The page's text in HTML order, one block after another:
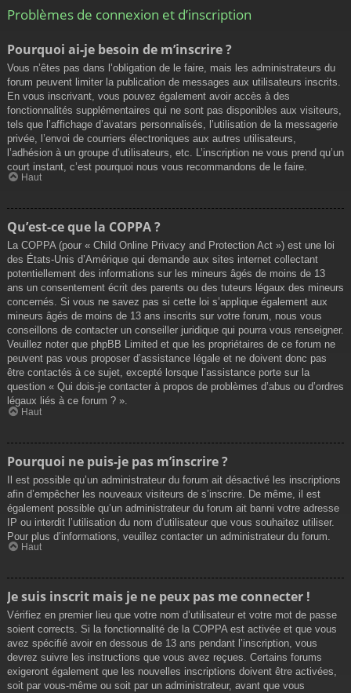
Problèmes de connexion et d’inscription
Pourquoi ai-je besoin de m’inscrire ?
Vous n’êtes pas dans l’obligation de le faire, mais les administrateurs du
forum peuvent limiter la publication de messages aux utilisateurs inscrits.
En vous inscrivant, vous pouvez également avoir accès à des
fonctionnalités supplémentaires qui ne sont pas disponibles aux visiteurs,
tels que l’affichage d’avatars personnalisés, l’utilisation de la messagerie
privée, l’envoi de courriers électroniques aux autres utilisateurs,
l’adhésion à un groupe d’utilisateurs, etc. L’inscription ne vous prend qu’un
court instant, c’est pourquoi nous vous recommandons de le faire.
Haut
Qu’est-ce que la COPPA ?
La COPPA (pour « Child Online Privacy and Protection Act ») est une loi
des États-Unis d’Amérique qui demande aux sites internet collectant
potentiellement des informations sur les mineurs âgés de moins de 13
ans un consentement écrit des parents ou des tuteurs légaux des mineurs
concernés. Si vous ne savez pas si cette loi s’applique également aux
mineurs âgés de moins de 13 ans inscrits sur votre forum, nous vous
conseillons de contacter un conseiller juridique qui pourra vous renseigner.
Veuillez noter que phpBB Limited et que les propriétaires de ce forum ne
peuvent pas vous proposer d’assistance légale et ne doivent donc pas
être contactés à ce sujet, excepté lorsque l’assistance porte sur la
question « Qui dois-je contacter à propos de problèmes d’abus ou d’ordres
légaux liés à ce forum ? ».
Haut
Pourquoi ne puis-je pas m’inscrire ?
Il est possible qu’un administrateur du forum ait désactivé les inscriptions
afin d’empêcher les nouveaux visiteurs de s’inscrire. De même, il est
également possible qu’un administrateur du forum ait banni votre adresse
IP ou interdit l’utilisation du nom d’utilisateur que vous souhaitez utiliser.
Pour plus d’informations, veuillez contacter un administrateur du forum.
Haut
Je suis inscrit mais je ne peux pas me connecter !
Vérifiez en premier lieu que votre nom d’utilisateur et votre mot de passe
soient corrects. Si la fonctionnalité de la COPPA est activée et que vous
avez spécifié avoir en dessous de 13 ans pendant l’inscription, vous
devrez suivre les instructions que vous avez reçues. Certains forums
exigeront également que les nouvelles inscriptions doivent être activées,
soit par vous-même ou soit par un administrateur, avant que vous